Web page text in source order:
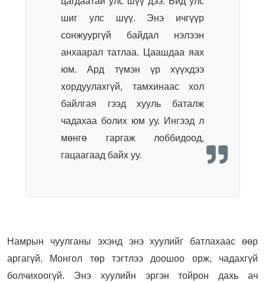
шиг улс шүү. Энэ ичгүүр
сонжуургүй байдал нэлээн
анхаарал татлаа. Цаашдаа яах
юм. Ард түмэн үр хүүхдээ
хордуулахгүй, тамхинаас хол
байлгая гээд хууль баталж
чадахаа болих юм уу. Ингээд л
мөнгө гаргаж лоббидоод,
гацаагаад байх уу.
Намрын чуулганы эхэнд энэ хуулийг батлахаас өөр
аргагүй. Монгол төр тэгтлээ доошоо орж, чадахгүй
болчихоогүй. Энэ хуулийн эргэн тойрон дахь ач